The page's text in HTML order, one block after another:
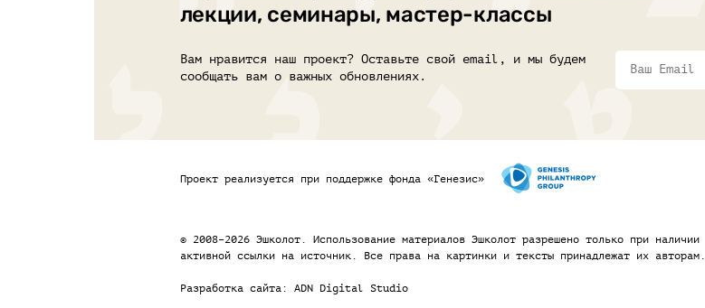
лекции, семинары, мастер-классы
Вам нравится наш проект? Оставьте свой email, и мы будем
сообщать вам о важных обновлениях.
Проект реализуется при поддержке фонда «Генезис»
© 2008–2026 Эшколот. Использование материалов Эшколот разрешено только при наличии
активной ссылки на источник. Все права на картинки и тексты принадлежат их авторам.
Разработка сайта: ADN Digital Studio